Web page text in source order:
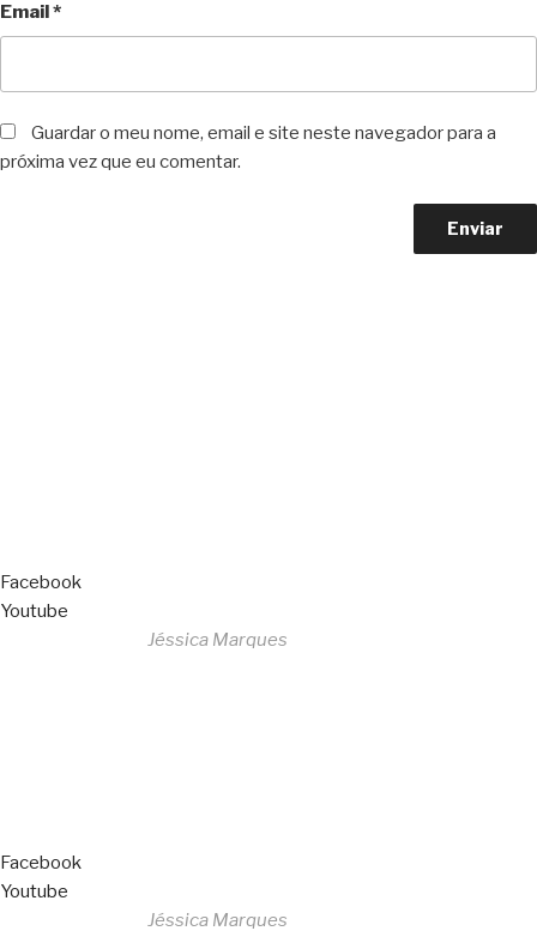
Email*
Guardar o meu nome, email e site neste navegador para a
próxima vez que eu comentar.
Facebook
Youtube
Jéssica Marques
Facebook
Youtube
Jéssica Marques